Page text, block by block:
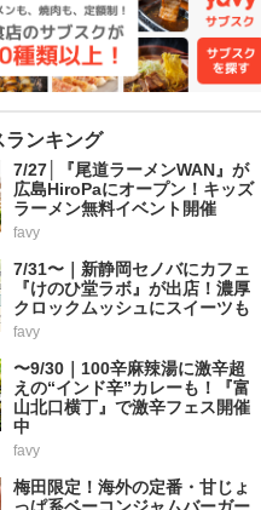
ランキング
7/27│『尾道ラーメンWAN』が
広島HiroPaにオープン！キッズ
ラーメン無料イベント開催
favy
7/31〜｜新静岡セノバにカフェ
『けのひ堂ラボ』が出店！濃厚
クロックムッシュにスイーツも
favy
〜9/30｜100辛麻辣湯に激辛超
えの“インド辛”カレーも！『富
山北口横丁』で激辛フェス開催
中
favy
梅田限定！海外の定番・甘じょ
っぱ系ベーコンジャムバーガー